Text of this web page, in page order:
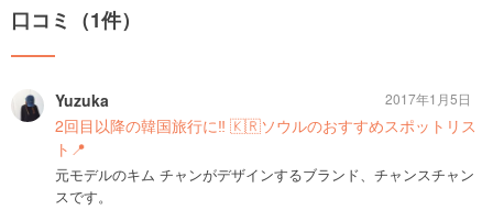
口コミ（1件）
Yuzuka
2回目以降の韓国旅行に‼︎ 🇰🇷ソウルのおすすめスポットリス
ト📍
元モデルのキム チャンがデザインするブランド、チャンスチャン
スです。
2017年1月5日